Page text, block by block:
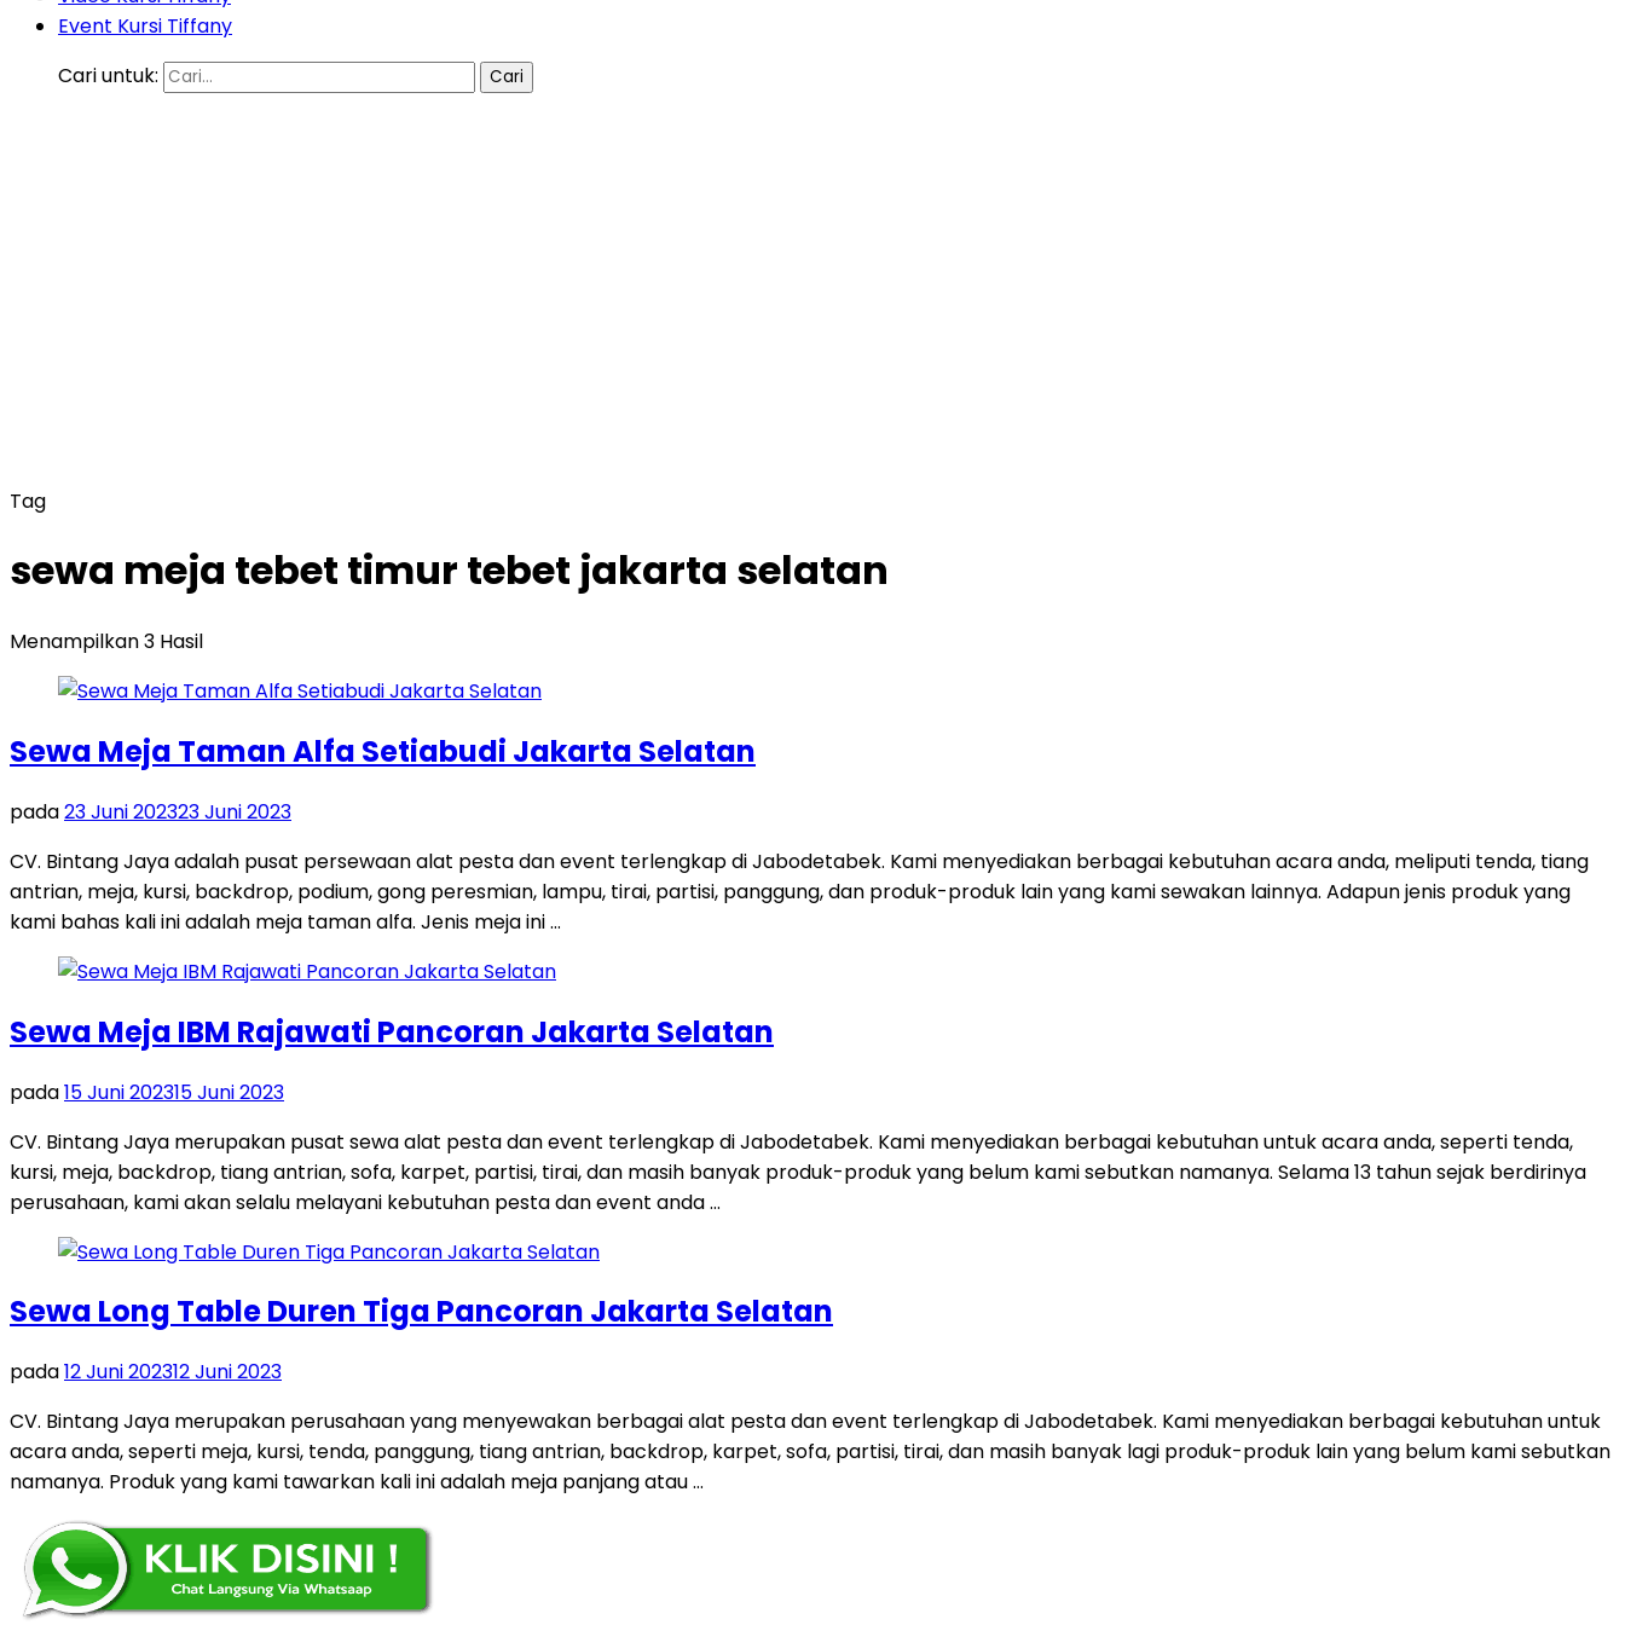
Event Kursi Tiffany
Cari untuk:
Tag
sewa meja tebet timur tebet jakarta selatan
Menampilkan 3 Hasil
Sewa Meja Taman Alfa Setiabudi Jakarta Selatan
pada23 Juni 202323 Juni 2023
CV. Bintang Jaya adalah pusat persewaan alat pesta dan event terlengkap di Jabodetabek. Kami menyediakan berbagai kebutuhan acara anda, meliputi tenda, tiang
antrian, meja, kursi, backdrop, podium, gong peresmian, lampu, tirai, partisi, panggung, dan produk-produk lain yang kami sewakan lainnya. Adapun jenis produk yang
kami bahas kali ini adalah meja taman alfa. Jenis meja ini …
Sewa Meja IBM Rajawati Pancoran Jakarta Selatan
pada15 Juni 202315 Juni 2023
CV. Bintang Jaya merupakan pusat sewa alat pesta dan event terlengkap di Jabodetabek. Kami menyediakan berbagai kebutuhan untuk acara anda, seperti tenda,
kursi, meja, backdrop, tiang antrian, sofa, karpet, partisi, tirai, dan masih banyak produk-produk yang belum kami sebutkan namanya. Selama 13 tahun sejak berdirinya
perusahaan, kami akan selalu melayani kebutuhan pesta dan event anda …
Sewa Long Table Duren Tiga Pancoran Jakarta Selatan
pada12 Juni 202312 Juni 2023
CV. Bintang Jaya merupakan perusahaan yang menyewakan berbagai alat pesta dan event terlengkap di Jabodetabek. Kami menyediakan berbagai kebutuhan untuk
acara anda, seperti meja, kursi, tenda, panggung, tiang antrian, backdrop, karpet, sofa, partisi, tirai, dan masih banyak lagi produk-produk lain yang belum kami sebutkan
namanya. Produk yang kami tawarkan kali ini adalah meja panjang atau …